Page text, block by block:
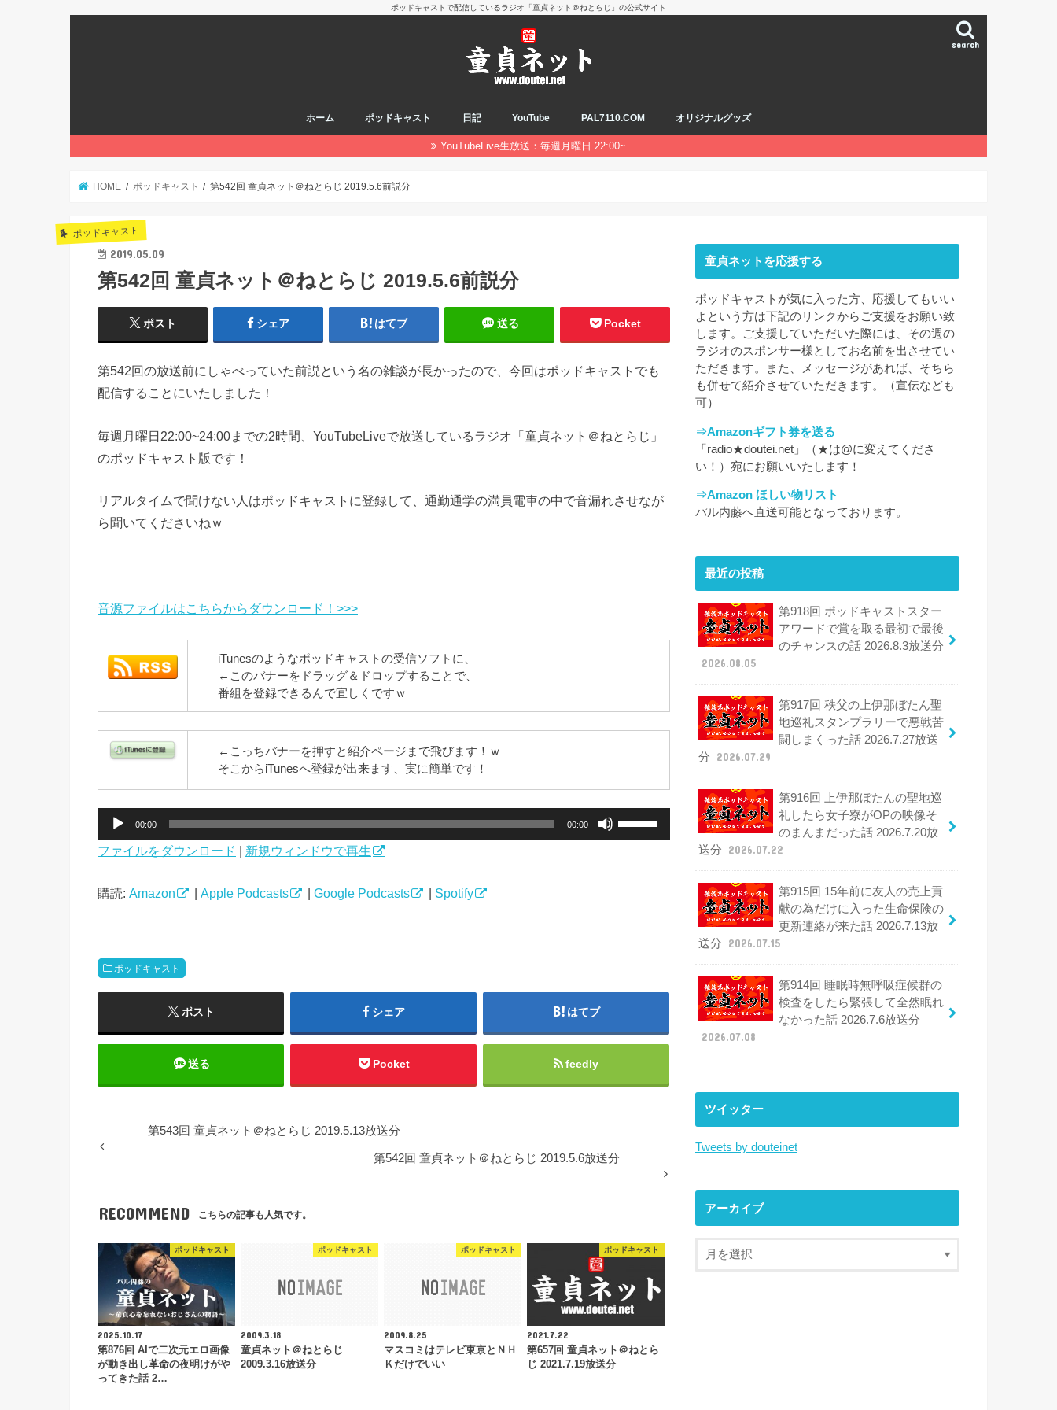
ポッドキャストで配信しているラジオ「童貞ネット＠ねとらじ」の公式サイト
search
ホーム ポッドキャスト 日記 YouTube PAL7110.COM オリジナルグッズ
YouTubeLive生放送：毎週月曜日 22:00~
HOME ポッドキャスト 第542回 童貞ネット＠ねとらじ 2019.5.6前説分
ポッドキャスト
2019.05.09
第542回 童貞ネット＠ねとらじ 2019.5.6前説分
ポスト シェア はてブ 送る Pocket
第542回の放送前にしゃべっていた前説という名の雑談が長かったので、今回はポッドキャストでも
配信することにいたしました！
毎週月曜日22:00~24:00までの2時間、YouTubeLiveで放送しているラジオ「童貞ネット＠ねとらじ」
のポッドキャスト版です！
リアルタイムで聞けない人はポッドキャストに登録して、通勤通学の満員電車の中で音漏れさせなが
ら聞いてくださいねｗ
音源ファイルはこちらからダウンロード！>>>
iTunesのようなポッドキャストの受信ソフトに、
←このバナーをドラッグ＆ドロップすることで、
番組を登録できるんで宜しくですｗ
←こっちバナーを押すと紹介ページまで飛びます！ｗ
そこからiTunesへ登録が出来ます、実に簡単です！
プ
ー
00:00 00:00
印
ー
て
ファイルをダウンロード | 新規ウィンドウで再生
購読: Amazon | Apple Podcasts | Google Podcasts | Spotify
ポッドキャスト
ポスト シェア はてブ
送る Pocket feedly
第543回 童貞ネット＠ねとらじ 2019.5.13放送分
第542回 童貞ネット＠ねとらじ 2019.5.6放送分
RECOMMEND こちらの記事も人気です。
ポッドキャスト
2025.10.17
第876回 AIで二次元エロ画像
が動き出し革命の夜明けがや
ってきた話 2…
ポッドキャスト
2009.3.18
童貞ネット＠ねとらじ
2009.3.16放送分
ポッドキャスト
2009.8.25
マスコミはテレビ東京とＮＨ
Ｋだけでいい
ポッドキャスト
2021.7.22
第657回 童貞ネット＠ねとら
じ 2021.7.19放送分
童貞ネットを応援する
ポッドキャストが気に入った方、応援してもいい
よという方は下記のリンクからご支援をお願い致
します。ご支援していただいた際には、その週の
ラジオのスポンサー様としてお名前を出させてい
ただきます。また、メッセージがあれば、そちら
も併せて紹介させていただきます。（宣伝なども
可）
⇒Amazonギフト券を送る
「radio★doutei.net」（★は@に変えてくださ
い！）宛にお願いいたします！
⇒Amazon ほしい物リスト
パル内藤へ直送可能となっております。
最近の投稿
第918回 ポッドキャストスター
アワードで賞を取る最初で最後
のチャンスの話 2026.8.3放送分
2026.08.05
第917回 秩父の上伊那ぼたん聖
地巡礼スタンプラリーで悪戦苦
闘しまくった話 2026.7.27放送
分
2026.07.29
第916回 上伊那ぼたんの聖地巡
礼したら女子寮がOPの映像そ
のまんまだった話 2026.7.20放
送分
2026.07.22
第915回 15年前に友人の売上貢
献の為だけに入った生命保険の
更新連絡が来た話 2026.7.13放
送分
2026.07.15
第914回 睡眠時無呼吸症候群の
検査をしたら緊張して全然眠れ
なかった話 2026.7.6放送分
2026.07.08
ツイッター
Tweets by douteinet
アーカイブ